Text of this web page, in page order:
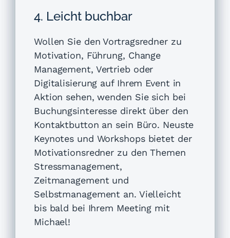
4. Leicht buchbar
Wollen Sie den Vortragsredner zu
Motivation, Führung, Change
Management, Vertrieb oder
Digitalisierung auf Ihrem Event in
Aktion sehen, wenden Sie sich bei
Buchungsinteresse direkt über den
Kontaktbutton an sein Büro. Neuste
Keynotes und Workshops bietet der
Motivationsredner zu den Themen
Stressmanagement,
Zeitmanagement und
Selbstmanagement an. Vielleicht
bis bald bei Ihrem Meeting mit
Michael!